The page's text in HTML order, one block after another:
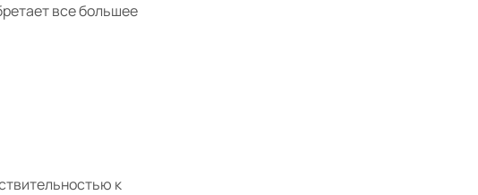
все большее
к